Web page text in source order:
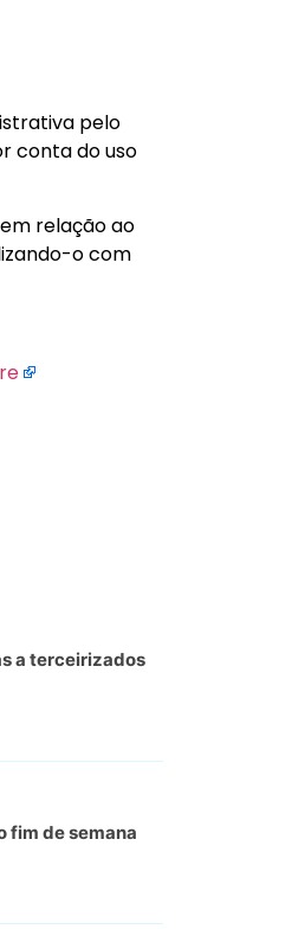
pelo
conta do uso
relação ao
o com
a terceirizados
fim de semana